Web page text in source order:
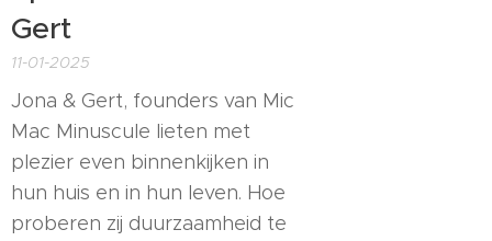
Gert
11-01-2025
Jona & Gert, founders van Mic
Mac Minuscule lieten met
plezier even binnenkijken in
hun huis en in hun leven. Hoe
proberen zij duurzaamheid te